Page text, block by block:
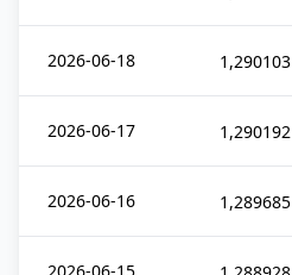
2026-06-18 1,290103
2026-06-17 1,290192
2026-06-16 1,289685